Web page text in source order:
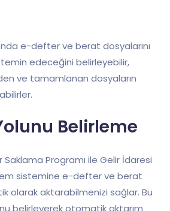
e-defter ve berat dosyalarını
edeceğini belirleyebilir,
ve tamamlanan dosyaların
Belirleme
Programı ile Gelir İdaresi
sistemine e-defter ve berat
olarak aktarabilmenizi sağlar. Bu
belirleyerek otomatik aktarım